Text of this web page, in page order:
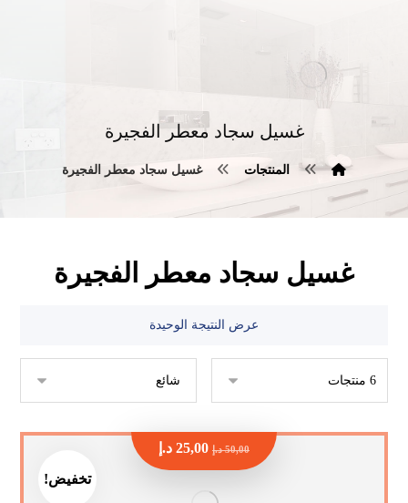
غسيل سجاد معطر الفجيرة
المنتجات غسيل سجاد معطر الفجيرة
غسيل سجاد معطر الفجيرة
عرض النتيجة الوحيدة
تخفيض!
50,00 د.إ 25,00 د.إ